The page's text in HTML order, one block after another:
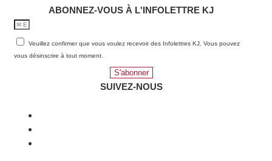
ABONNEZ-VOUS À L'INFOLETTRE KJ​
Veuillez confirmer que vous voulez recevoir des Infolettres KJ. Vous pouvez
vous désinscrire à tout moment.
S'abonner
SUIVEZ-NOUS